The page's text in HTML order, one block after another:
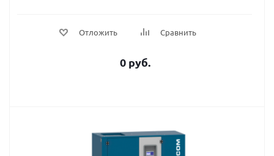
Отложить Сравнить
0 руб.